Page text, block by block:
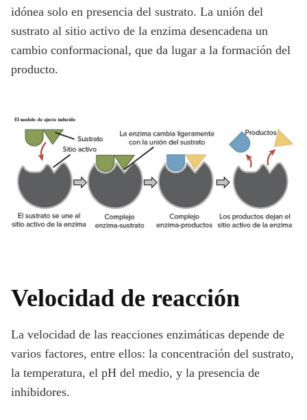
idónea solo en presencia del sustrato. La unión del
sustrato al sitio activo de la enzima desencadena un
cambio conformacional, que da lugar a la formación del
producto.
Velocidad de reacción
La velocidad de las reacciones enzimáticas depende de
varios factores, entre ellos: la concentración del sustrato,
la temperatura, el pH del medio, y la presencia de
inhibidores.